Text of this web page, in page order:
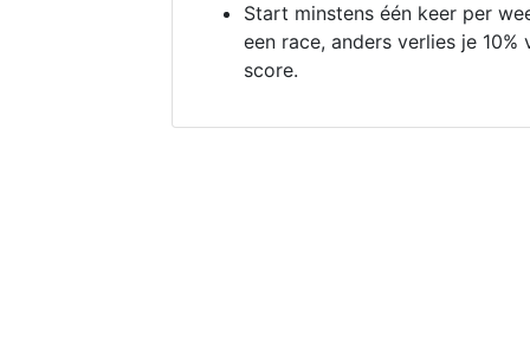
Start minstens één keer per
een race, anders verlies je 10%
score.